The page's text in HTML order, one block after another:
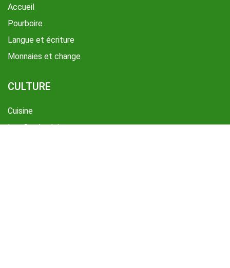
Accueil
Pourboire
Langue et écriture
Monnaies et change
CULTURE
Cuisine
Les Cambodgiens